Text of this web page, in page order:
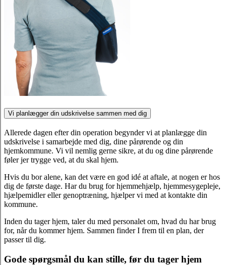
Vi planlægger din udskrivelse sammen med dig
Allerede dagen efter din operation begynder vi at planlægge din
udskrivelse i samarbejde med dig, dine pårørende og din
hjemkommune. Vi vil nemlig gerne sikre, at du og dine pårørende
føler jer trygge ved, at du skal hjem.
Hvis du bor alene, kan det være en god idé at aftale, at nogen er hos
dig de første dage. Har du brug for hjemmehjælp, hjemmesygepleje,
hjælpemidler eller genoptræning, hjælper vi med at kontakte din
kommune.
Inden du tager hjem, taler du med personalet om, hvad du har brug
for, når du kommer hjem. Sammen finder I frem til en plan, der
passer til dig.
Gode spørgsmål du kan stille, før du tager hjem